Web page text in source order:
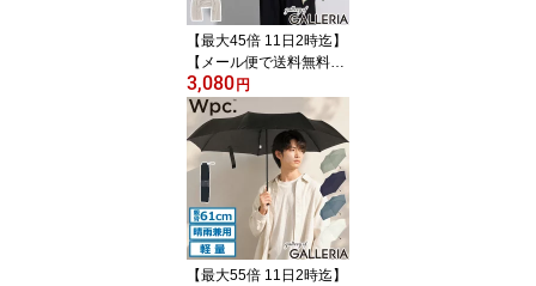
【最大45倍 11日2時迄】
【メール便で送料無料】
Wpc. ショール 春夏 春 夏
カーディガン 大判 ダブ
リュピーシー ストール U
Vカット ボレロ ブランケ
ット 薄手 レディース 接
触冷感 おしゃれ 3WAY U
Vカット接触冷感3wayシ
ョール W206-001-103
3,080 円
【最大55倍 11日2時迄】